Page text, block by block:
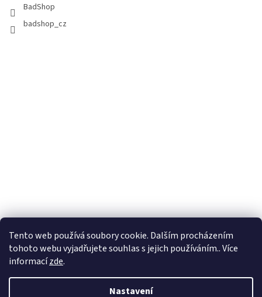
Tento web používá soubory cookie. Dalším procházením
tohoto webu vyjadřujete souhlas s jejich používáním.. Více
informacízde.
Nastavení
BadShop
badshop_cz